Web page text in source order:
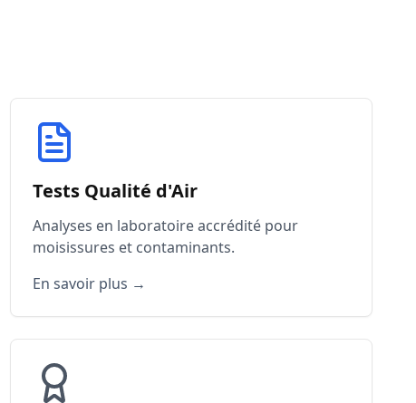
Tests Qualité d'Air
Analyses en laboratoire accrédité pour
moisissures et contaminants.
En savoir plus →